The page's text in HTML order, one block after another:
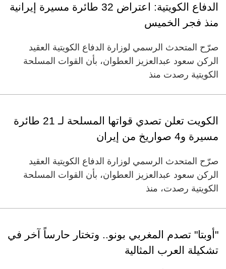
الدفاع الكويتية: اعتراض 32 طائرة مسيرة إيرانية
منذ فجر الخميس
صرّح المتحدث الرسمي لوزارة الدفاع الكويتية العقيد
الركن سعود عبدالعزيز العطوان، بأن القوات المسلحة
الكويتية رصدت منذ
الكويت تعلن تصدي قواتها المسلحة لـ 21 طائرة
مسيرة و4 صواريخ من إيران
صرّح المتحدث الرسمي لوزارة الدفاع الكويتية العقيد
الركن سعود عبدالعزيز العطوان، بأن القوات المسلحة
الكويتية رصدت، منذ
"أوبتا" تصدم المغربي بونو.. وتختار حارساً آخر في
تشكيلة العرب المثالية